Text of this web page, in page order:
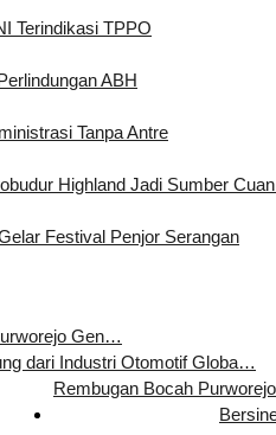
Terindikasi TPPO
ABH
Tanpa Antre
Highland Jadi Sumber
Festival Penjor Serangan
Gen…
dari Industri Otomotif Globa…
Rembugan Bocah